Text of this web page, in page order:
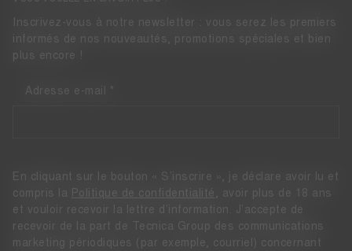
Inscrivez-vous à notre newsletter : vous serez les premiers
informés de nos nouveautés, promotions spéciales et bien
plus encore !
Adresse e-mail
En cliquant sur le bouton « S’inscrire », je déclare avoir lu et
compris la
Politique de confidentialité, avoir plus de 18 ans
et vouloir recevoir la lettre d’information. J’accepte de
recevoir de la part de Tecnica Group des communications
marketing périodiques (par exemple, courriel) concernant